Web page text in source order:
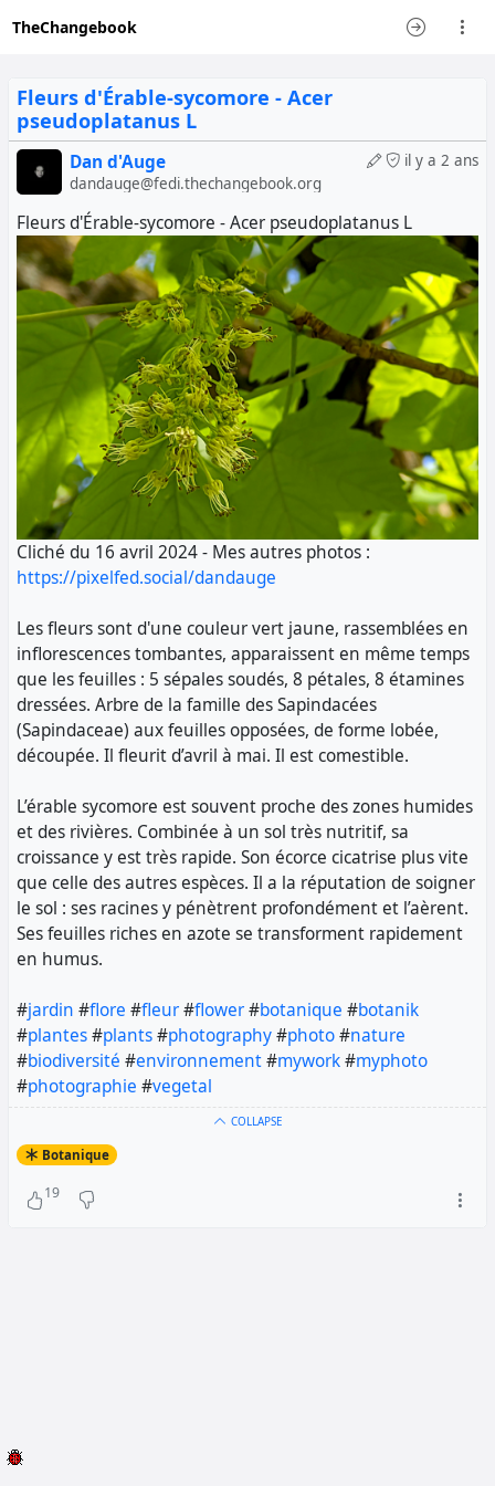
TheChangebook
Fleurs d'Érable-sycomore - Acer
pseudoplatanus L
il y a 2 ans
Dan d'Auge
dandauge@fedi.thechangebook.org
Fleurs d'Érable-sycomore - Acer pseudoplatanus L
Cliché du 16 avril 2024 - Mes autres photos :
https://pixelfed.social/dandauge
Les fleurs sont d'une couleur vert jaune, rassemblées en
inflorescences tombantes, apparaissent en même temps
que les feuilles : 5 sépales soudés, 8 pétales, 8 étamines
dressées. Arbre de la famille des Sapindacées
(Sapindaceae) aux feuilles opposées, de forme lobée,
découpée. Il fleurit d’avril à mai. Il est comestible.
L’érable sycomore est souvent proche des zones humides
et des rivières. Combinée à un sol très nutritif, sa
croissance y est très rapide. Son écorce cicatrise plus vite
que celle des autres espèces. Il a la réputation de soigner
le sol : ses racines y pénètrent profondément et l’aèrent.
Ses feuilles riches en azote se transforment rapidement
en humus.
#jardin #flore #fleur#flower#botanique #botanik
#plantes#plants#photography#photo#nature
#biodiversité #environnement#mywork#myphoto
#photographie #vegetal
COLLAPSE
Botanique
19